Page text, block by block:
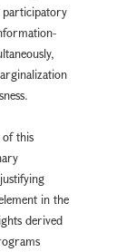
participatory
of this
in the
derived